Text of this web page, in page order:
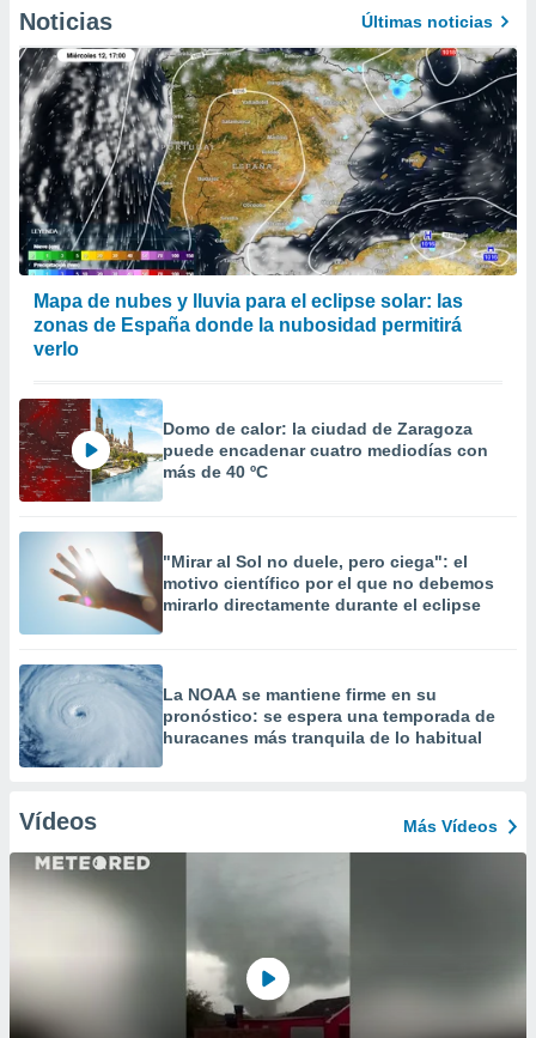
Noticias Últimas noticias
Mapa de nubes y lluvia para el eclipse solar: las
zonas de España donde la nubosidad permitirá
verlo
Domo de calor: la ciudad de Zaragoza
puede encadenar cuatro mediodías con
más de 40 ºC
"Mirar al Sol no duele, pero ciega": el
motivo científico por el que no debemos
mirarlo directamente durante el eclipse
La NOAA se mantiene firme en su
pronóstico: se espera una temporada de
huracanes más tranquila de lo habitual
Vídeos Más Vídeos